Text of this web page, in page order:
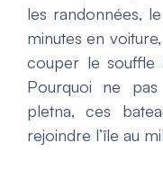
les randonnées,
minutes en
couper le souffle
Pourquoi ne
pletna, ces
rejoindre l’île au